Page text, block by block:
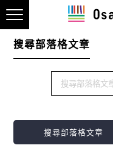
搜尋部落格文章
搜尋部落格文章